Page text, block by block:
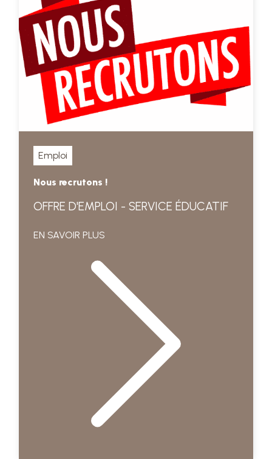
Emploi
Nous recrutons !
OFFRE D'EMPLOI - SERVICE ÉDUCATIF
EN SAVOIR PLUS